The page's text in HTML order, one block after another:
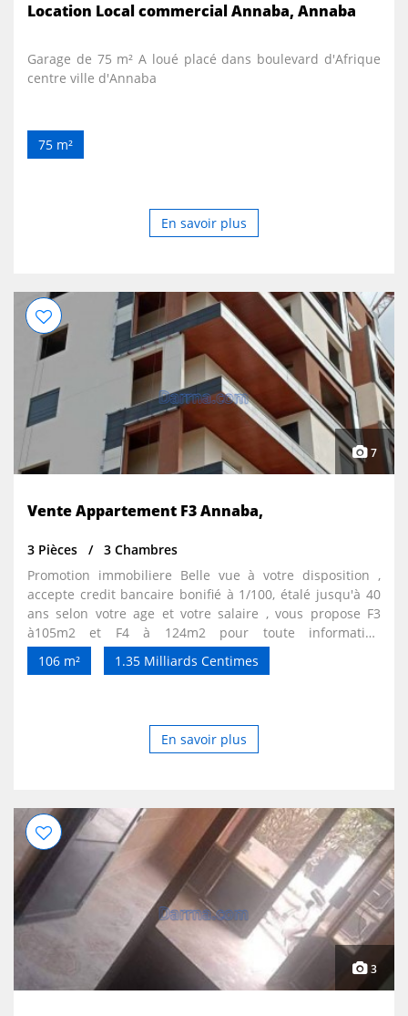
Location Local commercial Annaba, Annaba
Garage de 75 m² A loué placé dans boulevard d'Afrique
centre ville d'Annaba
75 m²
En savoir plus
7
Vente Appartement F3 Annaba,
3 Pièces
3 Chambres
Promotion immobiliere Belle vue à votre disposition ,
accepte credit bancaire bonifié à 1/100, étalé jusqu'à 40
ans selon votre age et votre salaire , vous propose F3
à105m2 et F4 à 124m2 pour toute information
supplement contacter l"assistant promoteur au
0550511341 l'endroit ./ sidi aissa. ANNABA appeler dés
visite sur site est necessaire pour tout comprendre !
106 m² 1.35 Milliards Centimes
En savoir plus
3